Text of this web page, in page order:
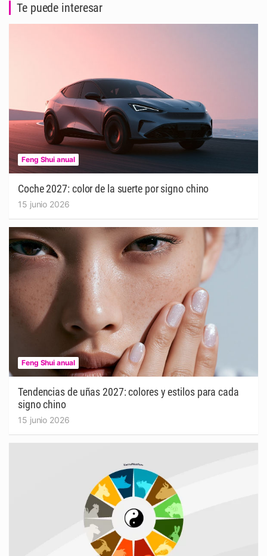
Te puede interesar
Feng Shui anual
Coche 2027: color de la suerte por signo chino
15 junio 2026
Feng Shui anual
Tendencias de uñas 2027: colores y estilos para cada
signo chino
15 junio 2026